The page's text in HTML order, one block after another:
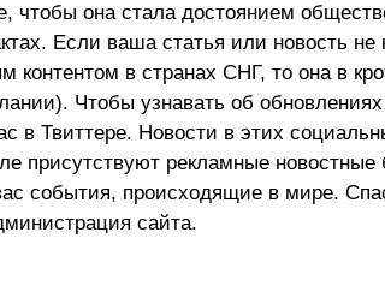
чтобы она стала достоянием
Если ваша статья или новость
контентом в странах СНГ, то она в
Чтобы узнавать об
в Твиттере. Новости в этих
присутствуют рекламные новостные
события, происходящие в мире.
сайта.